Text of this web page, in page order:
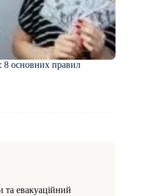
8 основних правил
та евакуаційний